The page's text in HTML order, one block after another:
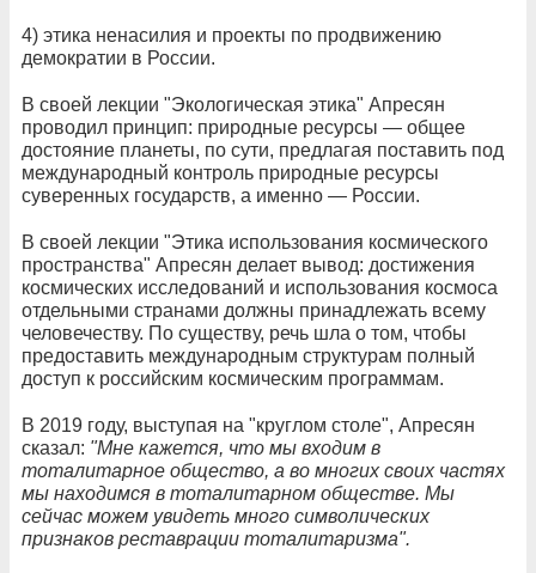
4) этика ненасилия и проекты по продвижению
демократии в России.
В своей лекции "Экологическая этика" Апресян
проводил принцип: природные ресурсы — общее
достояние планеты, по сути, предлагая поставить под
международный контроль природные ресурсы
суверенных государств, а именно — России.
В своей лекции "Этика использования космического
пространства" Апресян делает вывод: достижения
космических исследований и использования космоса
отдельными странами должны принадлежать всему
человечеству. По существу, речь шла о том, чтобы
предоставить международным структурам полный
доступ к российским космическим программам.
В 2019 году, выступая на "круглом столе", Апресян
сказал: "Мне кажется, что мы входим в
тоталитарное общество, а во многих своих частях
мы находимся в тоталитарном обществе. Мы
сейчас можем увидеть много символических
признаков реставрации тоталитаризма".